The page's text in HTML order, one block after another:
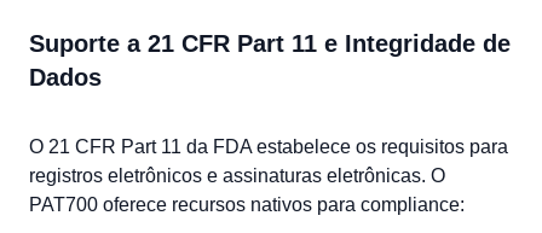
Suporte a 21 CFR Part 11 e Integridade de
Dados
O 21 CFR Part 11 da FDA estabelece os requisitos para
registros eletrônicos e assinaturas eletrônicas. O
PAT700 oferece recursos nativos para compliance: